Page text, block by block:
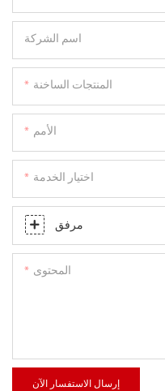
اسم الشركة
المنتجات الساخنة
الأمم
اختيار الخدمة
مرفق
المحتوى
إرسال الاستفسار الآن